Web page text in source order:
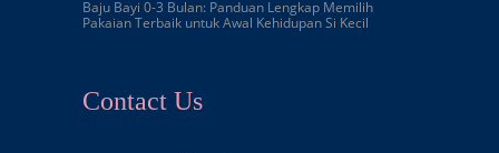
Baju Bayi 0-3 Bulan: Panduan Lengkap Memilih
Pakaian Terbaik untuk Awal Kehidupan Si Kecil
Contact Us